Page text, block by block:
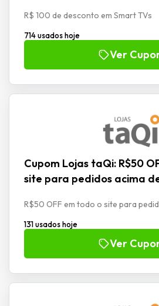
R$ 100 de desconto em Smart TVs
714 usados hoje
Ver
Cupom Lojas taQi: R$50
site para pedidos acima
R$50 OFF em todo o site para
131 usados hoje
Ver